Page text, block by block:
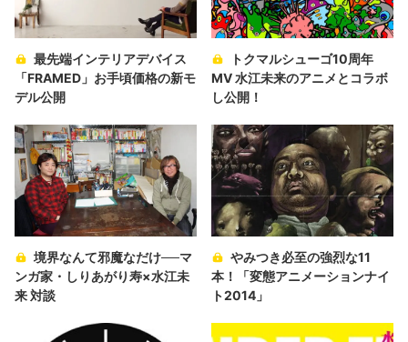
最先端インテリアデバイス
「FRAMED」お手頃価格の新モ
デル公開
トクマルシューゴ10周年
MV 水江未来のアニメとコラボ
し公開！
境界なんて邪魔なだけ──マ
ンガ家・しりあがり寿×水江未
来 対談
やみつき必至の強烈な11
本！「変態アニメーションナイ
ト2014」